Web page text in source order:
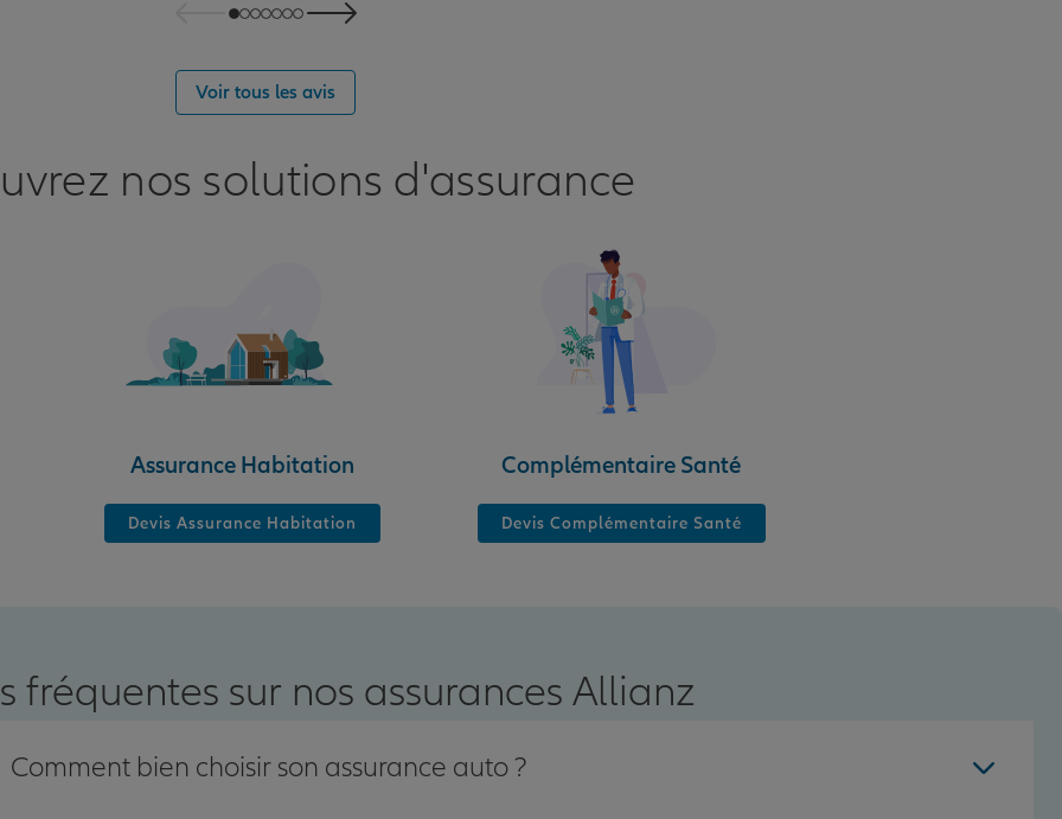
Voir tous les avis
nos solutions d'assurance
Assurance Habitation
Devis Assurance Habitation
Complémentaire Santé
Devis Complémentaire Santé
fréquentes sur nos assurances Allianz
Comment bien choisir son assurance auto ?